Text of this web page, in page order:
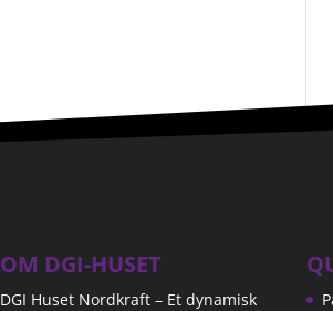
OM DGI-HUSET
DGI Huset Nordkraft – Et dynamisk